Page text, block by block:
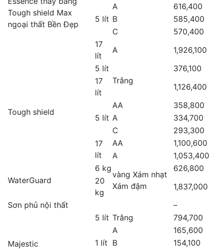
Tough shield Max
ngoại thất Bền Đẹp
5 lít
A
616,400
B
585,400
C
570,400
17
lít
A 1,926,100
Tough shield
5 lít
Trắng
376,100
17
lít
1,126,400
5 lít
AA
358,800
A
334,700
C
293,300
17
lít
AA
1,100,600
A
1,053,400
WaterGuard
6 kg
vàng Xám nhạt
Xám đậm
626,800
20
kg
1,837,000
Sơn phủ nội thất
–
Majestic
5 lít Trắng 794,700
1 lít
A
165,600
B
154,100